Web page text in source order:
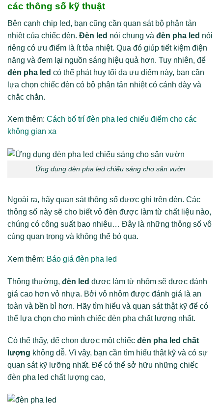
các thông số kỹ thuật
Bên cạnh chip led, bạn cũng cần quan sát bộ phận tản
nhiệt của chiếc đèn. Đèn led nói chung và đèn pha led nói
riêng có ưu điểm là ít tỏa nhiệt. Qua đó giúp tiết kiệm điện
năng và đem lại nguồn sáng hiệu quả hơn. Tuy nhiên, để
đèn pha led có thể phát huy tối đa ưu điểm này, bạn cần
lựa chọn chiếc đèn có bộ phận tản nhiệt có cánh dày và
chắc chắn.
Xem thêm: Cách bố trí đèn pha led chiếu điểm cho các
không gian xa
Ứng dụng đèn pha led chiếu sáng cho sân vườn
Ngoài ra, hãy quan sát thông số được ghi trên đèn. Các
thông số này sẽ cho biết vỏ đèn được làm từ chất liệu nào,
chúng có công suất bao nhiêu… Đây là những thông số vô
cùng quan trọng và không thể bỏ qua.
Xem thêm: Báo giá đèn pha led
Thông thường, đèn led được làm từ nhôm sẽ được đánh
giá cao hơn vỏ nhựa. Bởi vỏ nhôm được đánh giá là an
toàn và bền bỉ hơn. Hãy tìm hiểu và quan sát thật kỹ để có
thể lựa chọn cho mình chiếc đèn pha chất lượng nhất.
Có thể thấy, để chọn được một chiếc đèn pha led chất
lượng không dễ. Vì vậy, bạn cần tìm hiểu thật kỹ và có sự
quan sát kỹ lưỡng nhất. Để có thể sở hữu những chiếc
đèn pha led chất lượng cao,